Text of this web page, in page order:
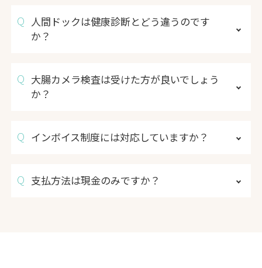
人間ドックは健康診断とどう違うのです
か？
大腸カメラ検査は受けた方が良いでしょう
か？
インボイス制度には対応していますか？
支払方法は現金のみですか？